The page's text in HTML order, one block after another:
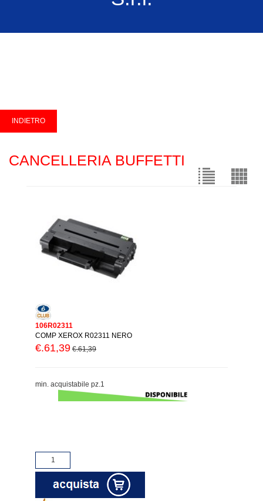
CANCELLERIA BUFFETTI
106R02311
COMP XEROX R02311 NERO
€.61,39 €.61,39
min. acquistabile pz.1